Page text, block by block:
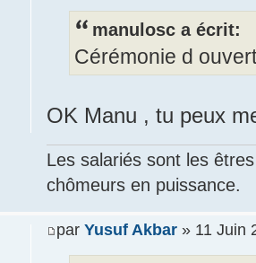
manulosc a écrit:
Cérémonie d
OK Manu , tu peux
Les salariés sont les
chômeurs en puissance.
par Yusuf Akbar » 11 Juin